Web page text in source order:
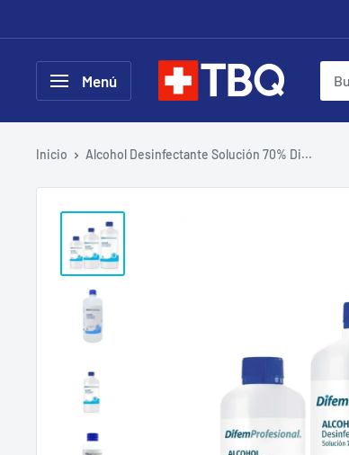
directamente
contenido
Menú tubotiquin.cl
Inicio Alcohol Desinfectante Solución 70% Di...